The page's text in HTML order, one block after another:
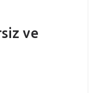
ve